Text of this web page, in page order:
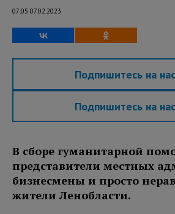
07:05 07.02.2023
Подпишитесь на нас
Подпишитесь на нас
В сборе гуманитарной
представители местных
бизнесмены и просто
жители Ленобласти.